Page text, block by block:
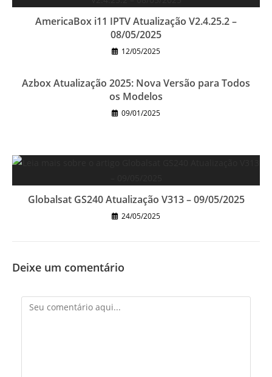
AmericaBox i11 IPTV Atualização V2.4.25.2 –
08/05/2025
12/05/2025
Azbox Atualização 2025: Nova Versão para Todos
os Modelos
09/01/2025
Globalsat GS240 Atualização V313 – 09/05/2025
24/05/2025
Deixe um comentário
Comentário